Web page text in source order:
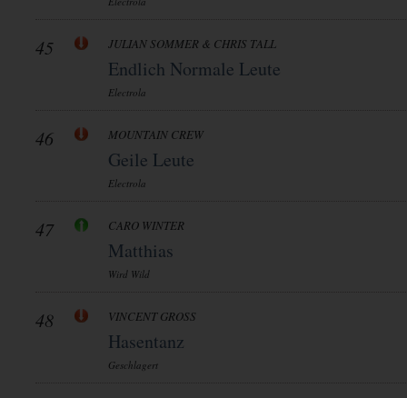
45 JULIAN SOMMER & CHRIS TALL
Endlich Normale Leute
Electrola
46 MOUNTAIN CREW
Geile Leute
Electrola
47 CARO WINTER
Matthias
Wird Wild
48 VINCENT GROSS
Hasentanz
Geschlagert